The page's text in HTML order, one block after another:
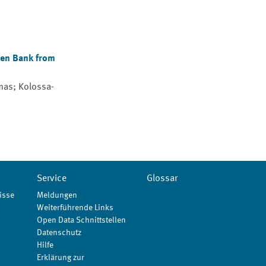
Bank from
Kolossa-
Service
Meldungen
Weiterführende Links
Open Data Schnittstellen
Datenschutz
Hilfe
Erklärung zur
Glossar